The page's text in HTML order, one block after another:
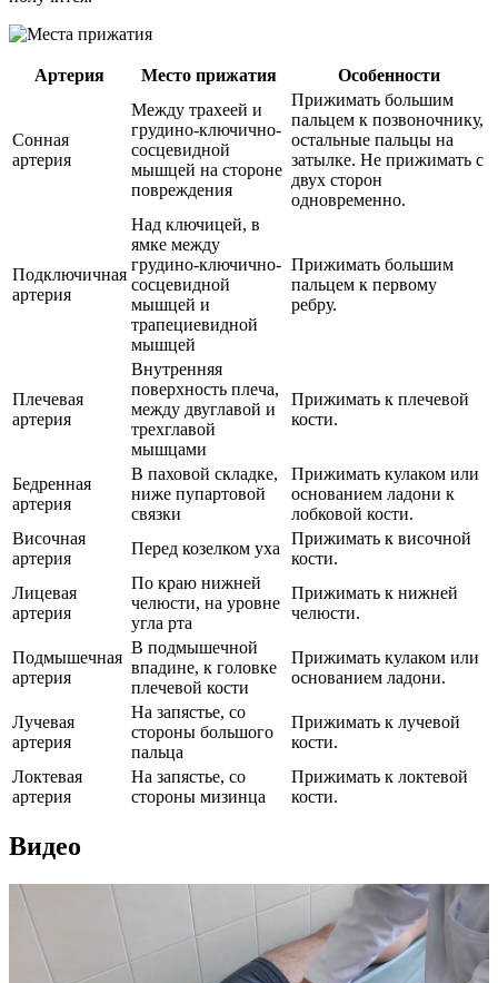
Артерия Место прижатия Особенности
Сонная
артерия
Между трахеей и
грудино-ключично-
сосцевидной
мышцей на стороне
повреждения
Прижимать большим
пальцем к позвоночнику,
остальные пальцы на
затылке. Не прижимать с
двух сторон
одновременно.
Подключичная
артерия
Над ключицей, в
ямке между
грудино-ключично-
сосцевидной
мышцей и
трапециевидной
мышцей
Прижимать большим
пальцем к первому
ребру.
Плечевая
артерия
Внутренняя
поверхность плеча,
между двуглавой и
трехглавой
мышцами
Прижимать к плечевой
кости.
Бедренная
артерия
В паховой складке,
ниже пупартовой
связки
Прижимать кулаком или
основанием ладони к
лобковой кости.
Височная
артерия
Перед козелком уха
Прижимать к височной
кости.
Лицевая
артерия
По краю нижней
челюсти, на уровне
угла рта
Прижимать к нижней
челюсти.
Подмышечная
артерия
В подмышечной
впадине, к головке
плечевой кости
Прижимать кулаком или
основанием ладони.
Лучевая
артерия
На запястье, со
стороны большого
пальца
Прижимать к лучевой
кости.
Локтевая
артерия
На запястье, со
стороны мизинца
Прижимать к локтевой
кости.
Видео